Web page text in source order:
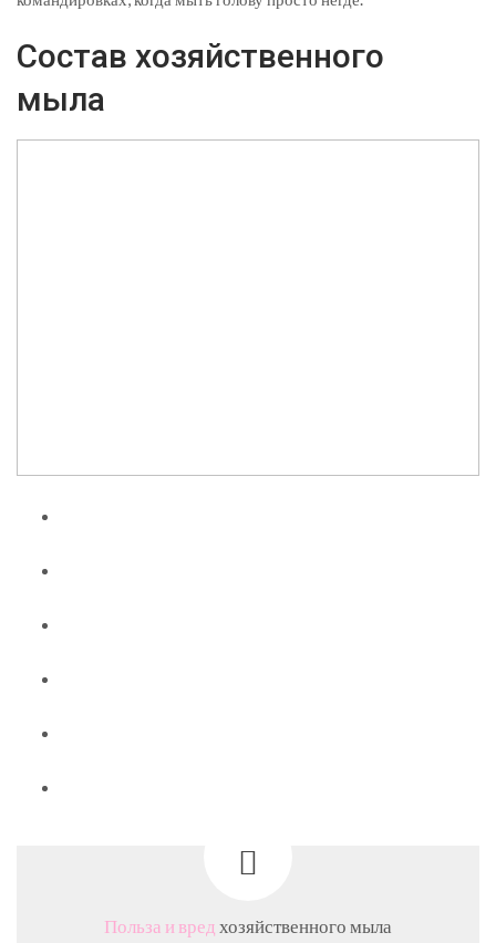
Состав хозяйственного
мыла
Польза и вред хозяйственного мыла